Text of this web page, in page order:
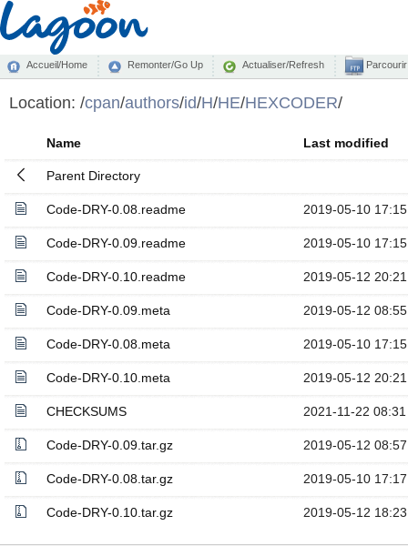
Accueil/Home Remonter/Go Up Actualiser/Refresh
Location: /cpan/authors/id/H/HE/HEXCODER/
Name Last modified
Parent Directory
Code-DRY-0.08.readme 2019-05-10 17:15
Code-DRY-0.09.readme 2019-05-10 17:15
Code-DRY-0.10.readme 2019-05-12 20:21
Code-DRY-0.09.meta 2019-05-12 08:55
Code-DRY-0.08.meta 2019-05-10 17:15
Code-DRY-0.10.meta 2019-05-12 20:21
CHECKSUMS 2021-11-22 08:31
Code-DRY-0.09.tar.gz 2019-05-12 08:57
Code-DRY-0.08.tar.gz 2019-05-10 17:17
Code-DRY-0.10.tar.gz 2019-05-12 18:23